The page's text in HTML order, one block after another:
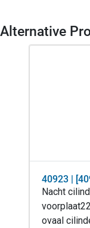
Alternative
40923 |
Nacht
ovaal